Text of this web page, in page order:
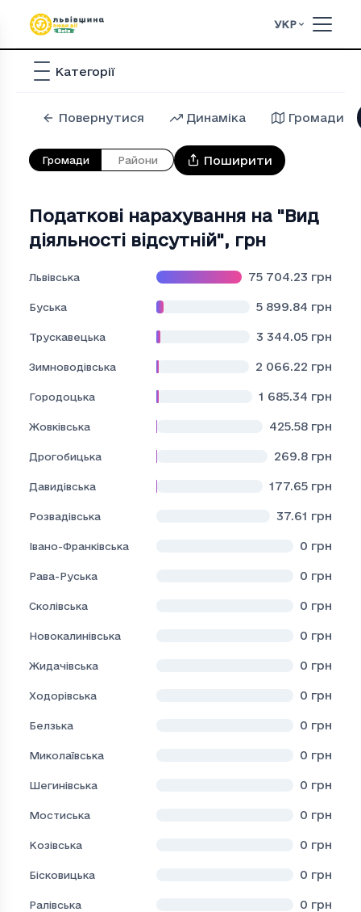
УКР
Категорії
Повернутися Динаміка Громади
Громади Райони Поширити
Податкові нарахування на "Вид
діяльності відсутній", грн
Львівська 75 704.23 грн
Буська 5 899.84 грн
Трускавецька 3 344.05 грн
Зимноводівська 2 066.22 грн
Городоцька 1 685.34 грн
Жовківська 425.58 грн
Дрогобицька 269.8 грн
Давидівська 177.65 грн
Розвадівська 37.61 грн
Івано-Франківська 0 грн
Рава-Руська 0 грн
Сколівська 0 грн
Новокалинівська 0 грн
Жидачівська 0 грн
Ходорівська 0 грн
Белзька 0 грн
Миколаївська 0 грн
Шегинівська 0 грн
Мостиська 0 грн
Козівська 0 грн
Бісковицька 0 грн
Ралівська 0 грн